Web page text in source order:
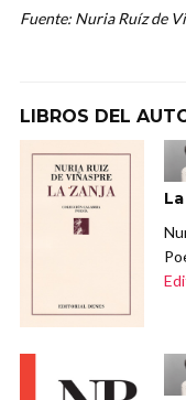
Fuente: Nuria Ruíz de
LIBROS DEL